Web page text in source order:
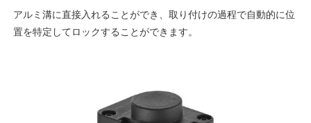
アルミ溝に直接入れることができ、取り付けの過程で自動的に位
置を特定してロックすることができます。